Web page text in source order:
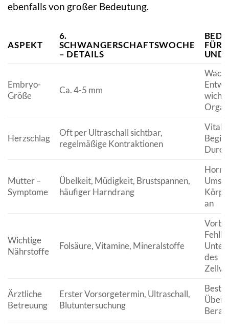
ebenfalls von großer Bedeutung.
ASPEKT
6.
SCHWANGERSCHAFTSWOCHE
– DETAILS
FÜR
UND
Embryo-
Größe
Ca. 4-5 mm
Herzschlag
Oft per Ultraschall sichtbar,
regelmäßige Kontraktionen
Mutter –
Symptome
Übelkeit, Müdigkeit, Brustspannen,
häufiger Harndrang
an
Wichtige
Nährstoffe
Folsäure, Vitamine, Mineralstoffe
des
Ärztliche
Betreuung
Erster Vorsorgetermin, Ultraschall,
Blutuntersuchung